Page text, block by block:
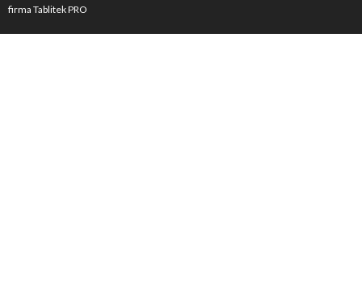
firma Tablitek PRO